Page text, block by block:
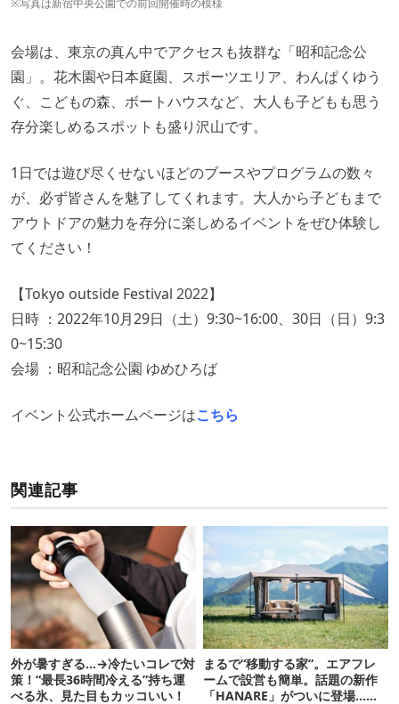
※写真は新宿中央公園での前回開催時の模様
会場は、東京の真ん中でアクセスも抜群な「昭和記念公
園」。花木園や日本庭園、スポーツエリア、わんぱくゆう
ぐ、こどもの森、ボートハウスなど、大人も子どもも思う
存分楽しめるスポットも盛り沢山です。
1日では遊び尽くせないほどのブースやプログラムの数々
が、必ず皆さんを魅了してくれます。大人から子どもまで
アウトドアの魅力を存分に楽しめるイベントをぜひ体験し
てください！
【Tokyo outside Festival 2022】
日時 ：2022年10月29日（土）9:30~16:00、30日（日）9:3
0~15:30
会場 ：昭和記念公園 ゆめひろば
イベント公式ホームページはこちら
関連記事
外が暑すぎる…→冷たいコレで対
策！“最長36時間冷える”持ち運
べる氷、見た目もカッコいい！
まるで“移動する家”。エアフレ
ームで設営も簡単。話題の新作
「HANARE」がついに登場…！